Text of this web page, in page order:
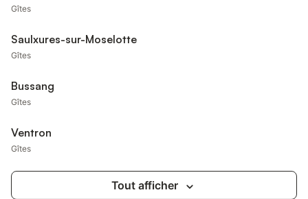
Gîtes
Saulxures-sur-Moselotte
Gîtes
Bussang
Gîtes
Ventron
Gîtes
Tout afficher